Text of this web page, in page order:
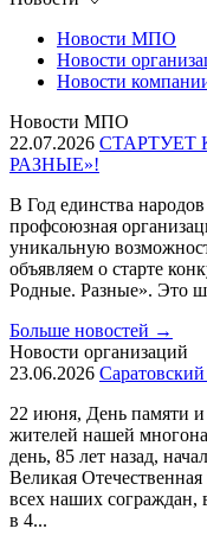
Новости МПО
Новости
Новости
Новости МПО
22.07.2026 СТАРТУЕТ
РАЗНЫЕ»!
В Год единства
профсоюзная
уникальную
объявляем о старте
Родные. Разные». Это
Больше новостей →
Новости организаций
23.06.2026
22 июня, День памяти и
жителей нашей
день, 85 лет назад,
Великая
всех наших сограждан,
в 4...